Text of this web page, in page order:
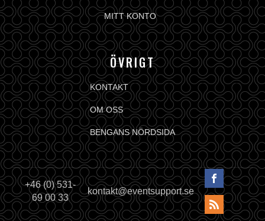
MITT KONTO
ÖVRIGT
KONTAKT
OM OSS
BENGANS NÖRDSIDA
+46 (0) 531-
69 00 33
kontakt@eventsupport.se